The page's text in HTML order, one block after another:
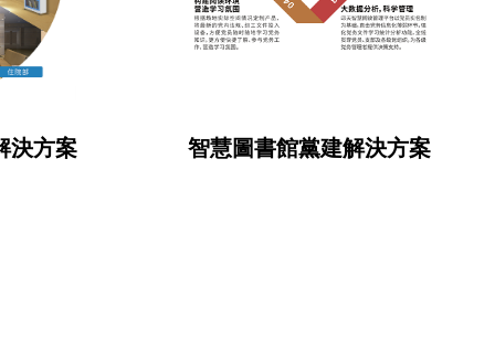
決方案 智慧圖書館黨建解決方案